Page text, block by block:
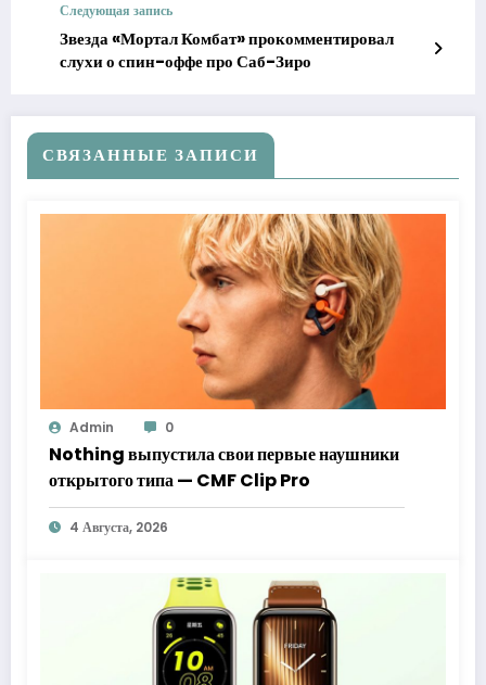
Следующая запись
Звезда «Мортал Комбат» прокомментировал
слухи о спин-оффе про Саб-Зиро
СВЯЗАННЫЕ ЗАПИСИ
Admin 0
Nothing выпустила свои первые наушники
открытого типа — CMF Clip Pro
4 Августа, 2026